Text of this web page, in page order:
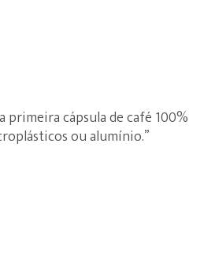
primeira cápsula de café 100%
ou alumínio.”